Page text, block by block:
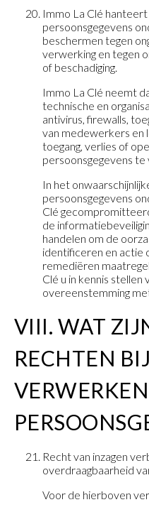
Immo La Clé
persoonsgegevens
beschermen tegen
verwerking en tegen
of beschadiging.
Immo La Clé neemt
technische en
antivirus, firewalls,
van medewerkers en
toegang, verlies of
persoonsgegevens
In het
persoonsgegevens
Clé
de
handelen om de
identificeren en actie
remediëren
Clé u in kennis stellen
overeenstemming
VIII. WAT
RECHTEN
Recht van inzagen
overdraagbaarheid
Voor de hierboven